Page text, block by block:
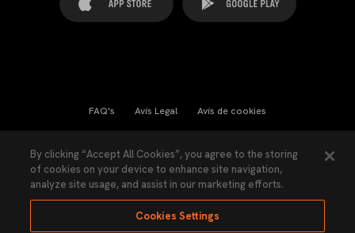
FAQ's Avís Legal Avís de cookies
Llei de Transparència Política de Privacitat
Accessibilitat
By clicking “Accept All Cookies”, you agree to the storing
of cookies on your device to enhance site navigation,
analyze site usage, and assist in our marketing efforts.
Cookies Settings